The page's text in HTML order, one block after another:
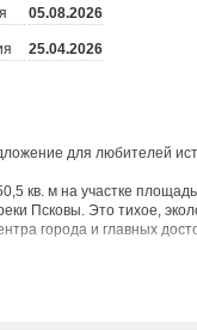
05.08.2026
25.04.2026
для любителей
кв. м на участке
Псковы. Это тихое,
города и главных